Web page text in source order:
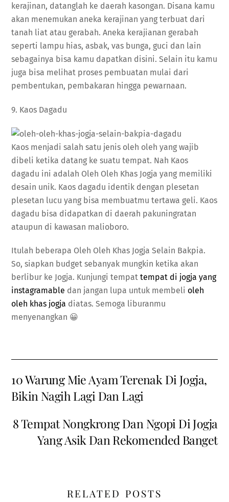
kerajinan, datanglah ke daerah kasongan. Disana kamu
akan menemukan aneka kerajinan yang terbuat dari
tanah liat atau gerabah. Aneka kerajianan gerabah
seperti lampu hias, asbak, vas bunga, guci dan lain
sebagainya bisa kamu dapatkan disini. Selain itu kamu
juga bisa melihat proses pembuatan mulai dari
pembentukan, pembakaran hingga pewarnaan.
9. Kaos Dagadu
Kaos menjadi salah satu jenis oleh oleh yang wajib
dibeli ketika datang ke suatu tempat. Nah Kaos
dagadu ini adalah Oleh Oleh Khas Jogja yang memiliki
desain unik. Kaos dagadu identik dengan plesetan
plesetan lucu yang bisa membuatmu tertawa geli. Kaos
dagadu bisa didapatkan di daerah pakuningratan
ataupun di kawasan malioboro.
Itulah beberapa Oleh Oleh Khas Jogja Selain Bakpia.
So, siapkan budget sebanyak mungkin ketika akan
berlibur ke Jogja. Kunjungi tempattempat di jogja yang
instagramable dan jangan lupa untuk membeli oleh
oleh khas jogja diatas. Semoga liburanmu
menyenangkan 😀
10 Warung Mie Ayam Terenak Di Jogja,
Bikin Nagih Lagi Dan Lagi
8 Tempat Nongkrong Dan Ngopi Di Jogja
Yang Asik Dan Rekomended Banget
RELATED POSTS